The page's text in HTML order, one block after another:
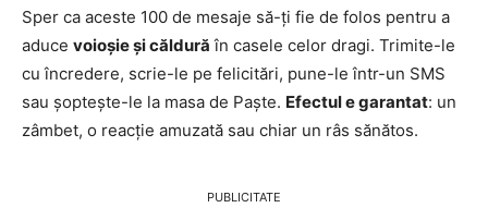
Sper ca aceste 100 de mesaje să-ți fie de folos pentru a
aduce voioșie și căldură în casele celor dragi. Trimite-le
cu încredere, scrie-le pe felicitări, pune-le într-un SMS
sau șoptește-le la masa de Paște. Efectul e garantat: un
zâmbet, o reacție amuzată sau chiar un râs sănătos.
PUBLICITATE